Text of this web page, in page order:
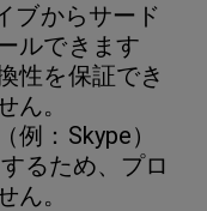
ブからサード
ルできます
性を保証でき
ん。
例：Skype）
るため、プロ
ん。